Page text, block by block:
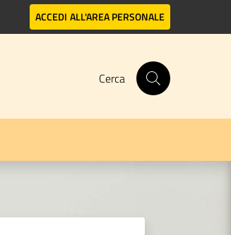
ACCEDI ALL'AREA PERSONALE
Cerca